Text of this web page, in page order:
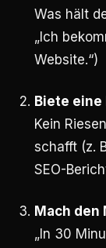
Was hält
„Ich
Website.“)
Biete
Kein
schafft (z.
SEO-
Mach den
„In 30